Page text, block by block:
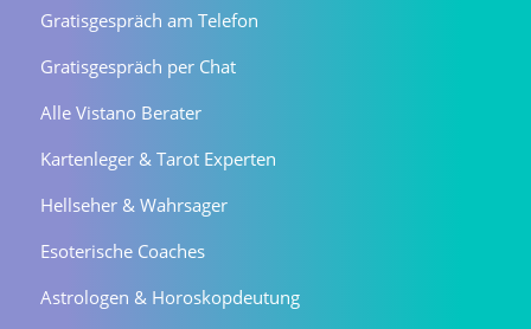
Gratisgespräch am Telefon
Gratisgespräch per Chat
Alle Vistano Berater
Kartenleger & Tarot Experten
Hellseher & Wahrsager
Esoterische Coaches
Astrologen & Horoskopdeutung